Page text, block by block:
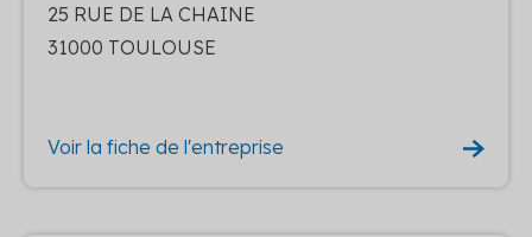
25 RUE DE LA CHAINE
31000 TOULOUSE
Voir la fiche de l'entreprise